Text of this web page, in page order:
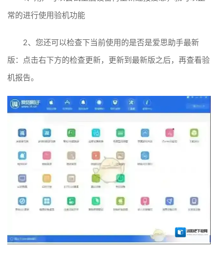
常的进行使用验机功能
2、您还可以检查下当前使用的是否是爱思助手最新
版：点击右下方的检查更新，更新到最新版之后，再查看验
机报告。